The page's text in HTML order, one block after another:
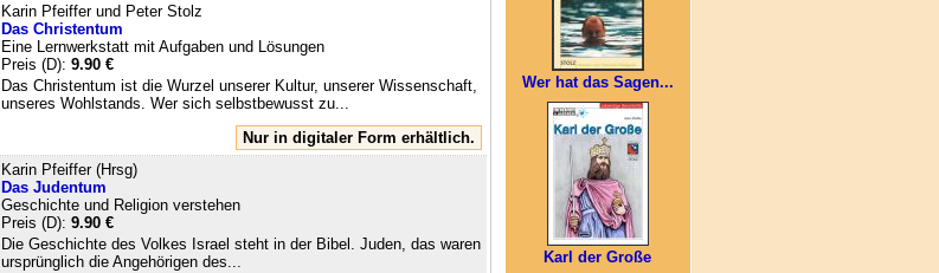
Karin Pfeiffer und Peter Stolz
Das Christentum
Eine Lernwerkstatt mit Aufgaben und Lösungen
Preis (D): 9.90 €
Das Christentum ist die Wurzel unserer Kultur, unserer Wissenschaft,
unseres Wohlstands. Wer sich selbstbewusst zu...
Nur in digitaler Form erhältlich.
Karin Pfeiffer (Hrsg)
Das Judentum
Geschichte und Religion verstehen
Preis (D): 9.90 €
Die Geschichte des Volkes Israel steht in der Bibel. Juden, das waren
ursprünglich die Angehörigen des...
Wer hat das Sagen...
Karl der Große